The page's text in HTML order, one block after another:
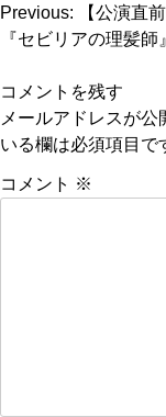
投
稿
ナ
ビ
ゲ
ー
Previous:
【公演直
『セビリアの理髪
コメントを残す
メールアドレスが公
いる欄は必須項目で
コメント ※